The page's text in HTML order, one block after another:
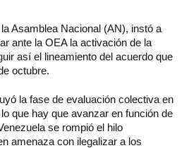
Asamblea Nacional (AN), instó a
ante la OEA la activación de la
así el lineamiento del acuerdo que
octubre.
la fase de evaluación colectiva en
que hay que avanzar en función de
se rompió el hilo
amenaza con ilegalizar a los